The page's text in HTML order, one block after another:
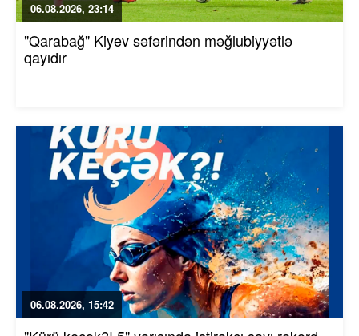
06.08.2026, 23:14
"Qarabağ" Kiyev səfərindən məğlubiyyətlə
qayıdır
06.08.2026, 15:42